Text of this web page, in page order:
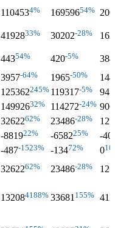
1104534% 16959654%
4192833% 30202-28%
44354% 420-5% 384
3957-64% 1965-50%
125362245% 119317-5%
14992632% 114272-24%
3262262% 23486-28%
-881922% -658225%
-
-487-1523% -13472% 0
3262262% 23486-28%
132084188% 33681155%